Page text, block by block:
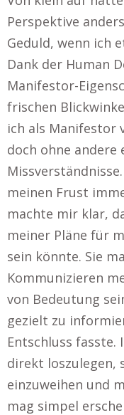
Perspektive
Geduld, wenn ich
Dank der Human
Manifestor-
frischen
ich als Manifestor
doch ohne andere
meinen Frust
machte mir klar,
meiner Pläne für
sein könnte. Sie
Kommunizieren
von Bedeutung
gezielt zu
Entschluss fasste.
direkt loszulegen,
einzuweihen und
mag simpel